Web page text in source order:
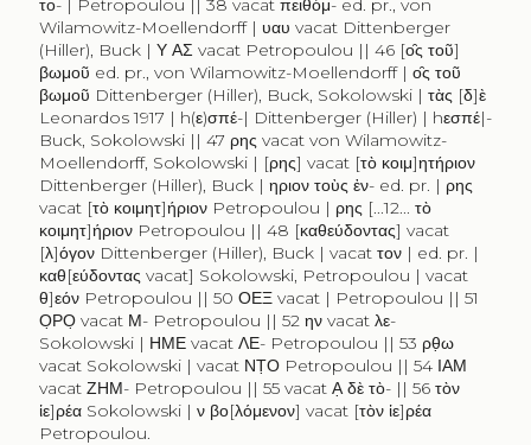
το- | Petropoulou || 38 vacat πειθόμ- ed. pr., von
Wilamowitz-Moellendorff | υαυ vacat Dittenberger
(Hiller), Buck | Υ ΑΣ vacat Petropoulou || 46 [ο̑ς τοῦ]
βωμοῦ ed. pr., von Wilamowitz-Moellendorff | ο̑ς τοῦ
βωμοῦ Dittenberger (Hiller), Buck, Sokolowski | τὰς [δ]ὲ
Leonardos 1917 | h(ε)σπέ-| Dittenberger (Hiller) | hεσπέ|-
Buck, Sokolowski || 47 ρης vacat von Wilamowitz-
Moellendorff, Sokolowski | [ρης] vacat [τὸ κοιμ]ητήριον
Dittenberger (Hiller), Buck | ηριον τοὺς ἐν- ed. pr. | ρης
vacat [τὸ κοιμητ]ήριονPetropoulou | ρης [...12... τὸ
κοιμητ]ήριονPetropoulou || 48 [καθεύδοντας] vacat
[λ]όγονDittenberger (Hiller), Buck | vacat τον| ed. pr. |
καθ[εύδοντας vacat] Sokolowski, Petropoulou | vacat
θ]εόνPetropoulou || 50 ΟΕΞvacat | Petropoulou || 51
Ο̣ΡΟ̣vacat Μ- Petropoulou || 52 ηνvacat λε-
Sokolowski | ΗΜΕvacat ΛΕ- Petropoulou || 53 ρθ̣ω
vacat Sokolowski | vacat ΝΤ̣ΟPetropoulou || 54 ΙΑΜ
vacat ΖΗΜ- Petropoulou || 55 vacat Α̣ δὲ τὸ- || 56 τὸν
ἱε]ρέαSokolowski | ν βο[λόμενον] vacat [τὸν ἱε]ρέα
Petropoulou.